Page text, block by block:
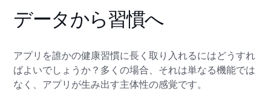
データから習慣へ
アプリを誰かの健康習慣に長く取り入れるにはどうすれ
ばよいでしょうか？多くの場合、それは単なる機能では
なく、アプリが生み出す主体性の感覚です。